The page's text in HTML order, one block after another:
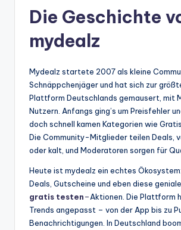
Die Geschichte
mydealz
Mydealz startete 2007 als kleine
Schnäppchenjäger und hat sich zur
Plattform Deutschlands gemausert, mit
Nutzern. Anfangs ging’s um Preisfehler
doch schnell kamen Kategorien wie
Die Community-Mitglieder teilen Deals,
oder kalt, und Moderatoren sorgen für
Heute ist mydealz ein echtes
Deals, Gutscheine und eben diese
gratis testen–Aktionen. Die Plattform
Trends angepasst – von der App bis zu
Benachrichtigungen. In Deutschland